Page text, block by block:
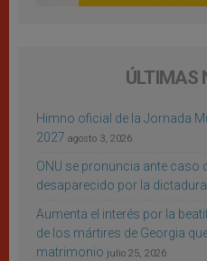
ÚLTIMAS
Himno oficial de la Jornada
2027 agosto 3, 2026
ONU se pronuncia ante caso
desaparecido por la
Aumenta el interés por la
de los mártires de Georgia
matrimonio julio 25, 2026